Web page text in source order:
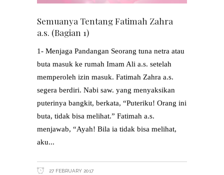
Semuanya Tentang Fatimah Zahra
a.s. (Bagian 1)
1- Menjaga Pandangan Seorang tuna netra atau
buta masuk ke rumah Imam Ali a.s. setelah
memperoleh izin masuk. Fatimah Zahra a.s.
segera berdiri. Nabi saw. yang menyaksikan
puterinya bangkit, berkata, “Puteriku! Orang ini
buta, tidak bisa melihat.” Fatimah a.s.
menjawab, “Ayah! Bila ia tidak bisa melihat,
aku
27 FEBRUARY 2017